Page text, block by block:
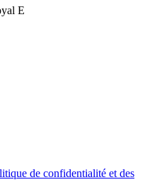
E
de confidentialité et des